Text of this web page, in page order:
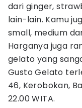
dari ginger,
lain-lain. Kamu
small, medium
Harganya juga
gelato yang
Gusto Gelato
46, Kerobokan,
22.00 WITA.